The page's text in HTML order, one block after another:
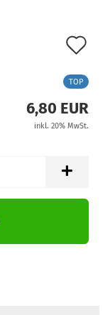
TOP
6,80 EUR
inkl. 20% MwSt.